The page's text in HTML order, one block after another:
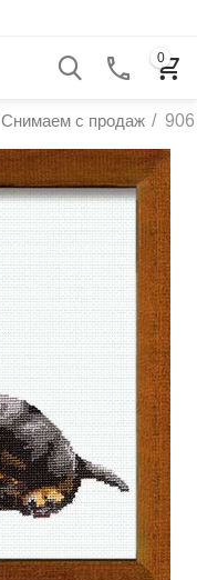
0
Снимаем с продаж /